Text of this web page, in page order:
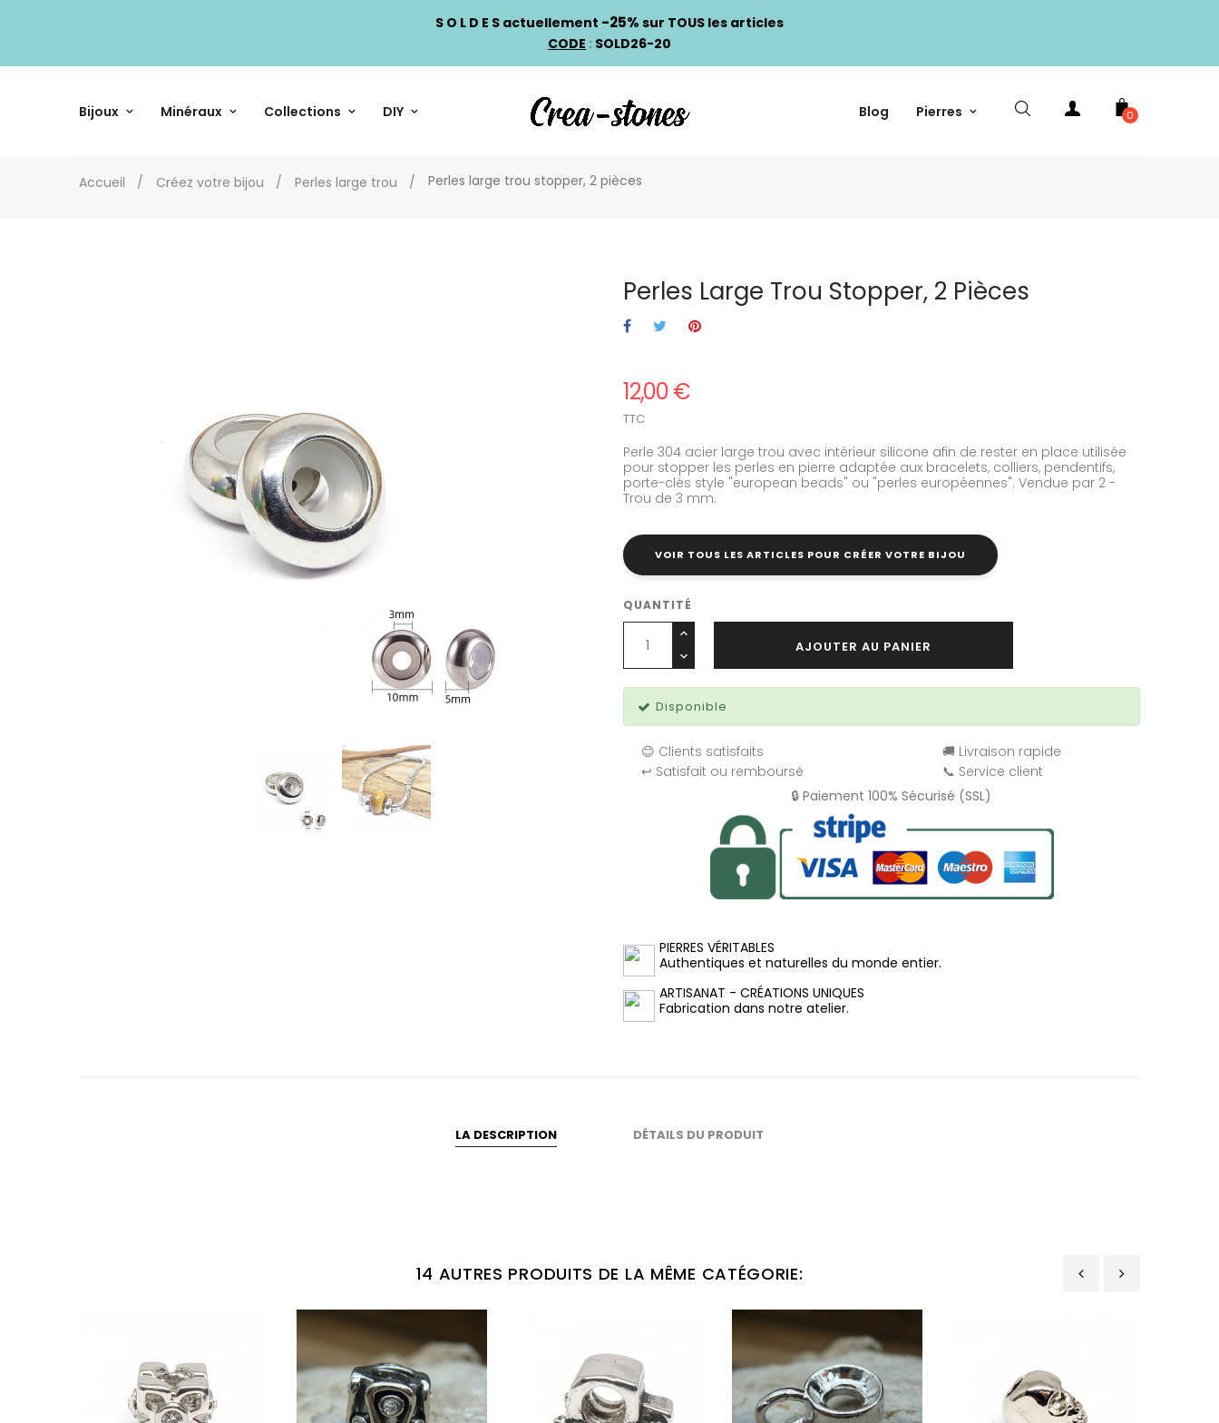
S O L D E S actuellement -25% sur TOUS les articles
CODE : SOLD26-20
Bijoux Minéraux Collections DIY Blog Pierres 0
Accueil Créez votre bijou Perles large trou Perles large trou stopper, 2 pièces
Perles Large Trou Stopper, 2 Pièces
12,00 €
TTC
Perle 304 acier large trou avec intérieur silicone afin de rester en place utilisée
pour stopper les perles en pierre adaptée aux bracelets, colliers, pendentifs,
porte-clés style "european beads" ou "perles européennes". Vendue par 2 -
Trou de 3 mm.
VOIR TOUS LES ARTICLES POUR CRÉER VOTRE BIJOU
QUANTITÉ
AJOUTER AU PANIER
Disponible
😊 Clients satisfaits
🚚 Livraison rapide
↩️ Satisfait ou remboursé
📞 Service client
🔒 Paiement 100% Sécurisé (SSL)
PIERRES VÉRITABLES
Authentiques et naturelles du monde entier.
ARTISANAT - CRÉATIONS UNIQUES
Fabrication dans notre atelier.
LA DESCRIPTION DÉTAILS DU PRODUIT
14 AUTRES PRODUITS DE LA MÊME CATÉGORIE: